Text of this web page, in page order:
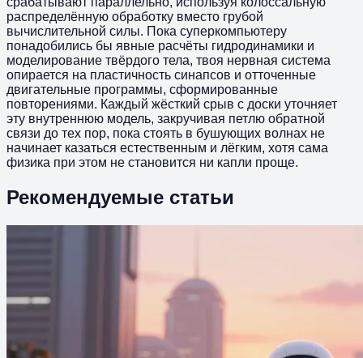
распределённую обработку вместо грубой
вычислительной силы. Пока суперкомпьютеру
понадобились бы явные расчёты гидродинамики и
моделирование твёрдого тела, твоя нервная система
опирается на пластичность синапсов и отточенные
двигательные программы, сформированные
повторениями. Каждый жёсткий срыв с доски уточняет
эту внутреннюю модель, закручивая петлю обратной
связи до тех пор, пока стоять в бушующих волнах не
начинает казаться естественным и лёгким, хотя сама
физика при этом не становится ни капли проще.
Рекомендуемые статьи